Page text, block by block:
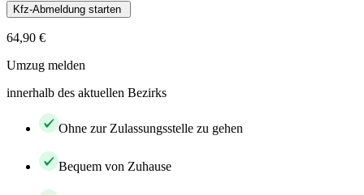
Kfz-Abmeldung starten
64,90 €
Umzug melden
innerhalb des aktuellen Bezirks
Ohne zur Zulassungsstelle zu gehen
Bequem von Zuhause